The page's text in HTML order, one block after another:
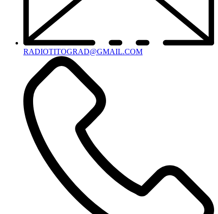
RADIOTITOGRAD@GMAIL.COM